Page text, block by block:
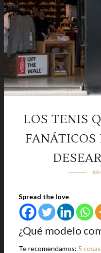
LOS TENIS
Spread the love
¿Qué modelo
Te recomendamos: 5